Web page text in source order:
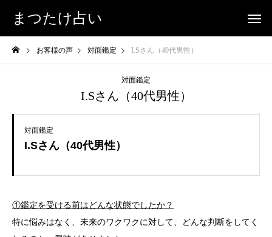
まつたけ占い
お客様の声 対面鑑定 I.Sさん（40代男性）
対面鑑定
I.Sさん（40代男性）
対面鑑定
I.Sさん（40代男性）
①鑑定を受ける前はどんな状態でしたか？
特に悩みはなく、未来のワクワクに対して、どんな判断をしてく